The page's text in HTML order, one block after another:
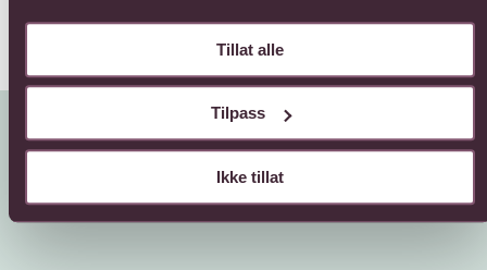
Tillat alle
Tilpass
Ikke tillat